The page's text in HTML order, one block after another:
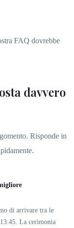
FAQ dovrebbe
davvero
Risponde in
di arrivare tra le
La cerimonia